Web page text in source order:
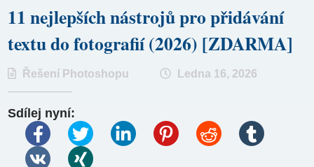
11 nejlepších nástrojů pro přidávání
textu do fotografií (2026) [ZDARMA]
Řešení Photoshopu Ledna 16, 2026
Sdílej nyní: